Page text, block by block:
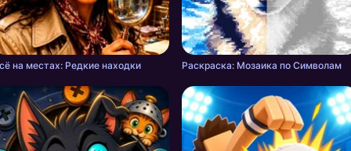
на местах: Редкие находки Раскраска: Мозаика по Символам